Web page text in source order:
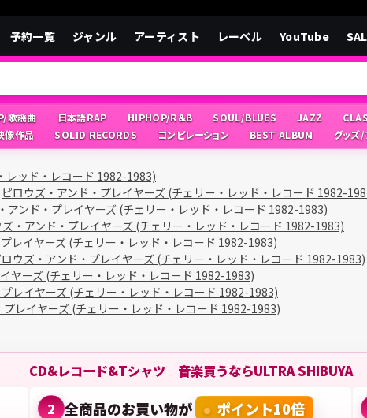
予約一覧 ジャンル アーティスト レーベル YouTube
歌謡曲 日本語RAP HIPHOP/R&B SOUL/BLUES JAZZ
像作品
SOLID RECORDS コンピレーション BEST ALBUM グッズ
レッド・レコード 1982-1983)
ピロウズ・アンド・プレイヤーズ (チェリー・レッド・レコード 1982-
アンド・プレイヤーズ (チェリー・レッド・レコード 1982-1983)
ズ・アンド・プレイヤーズ (チェリー・レッド・レコード 1982-1983)
レイヤーズ (チェリー・レッド・レコード 1982-1983)
ロウズ・アンド・プレイヤーズ (チェリー・レッド・レコード 1982-1983)
ヤーズ (チェリー・レッド・レコード 1982-1983)
レイヤーズ (チェリー・レッド・レコード 1982-1983)
プレイヤーズ (チェリー・レッド・レコード 1982-1983)
CD&レコード&Tシャツ 音楽買うならULTRA SHIBUYA
2 全商品のお買い物が ポイント10倍